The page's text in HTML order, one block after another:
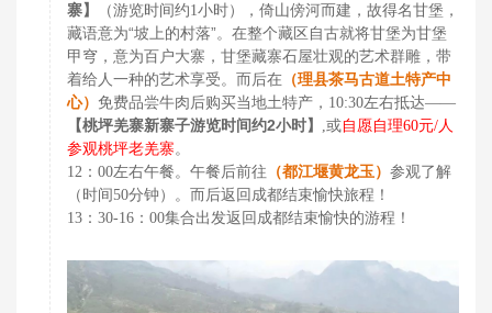
寨】
（游览时间约1小时），倚山傍河而建，故得名甘堡，
藏语意为“坡上的村落”。在整个藏区自古就将甘堡为甘堡
甲穹，意为百户大寨，甘堡藏寨石屋壮观的艺术群雕，带
着给人一种的艺术享受。而后在 （理县茶马古道土特产中
心） 免费品尝牛肉后购买当地土特产， 10:30左右抵达——
【桃坪羌寨新寨子游览时间约2小时】 ,或自愿自理60元/人
参观桃坪老羌寨。
12：00左右午餐。午餐后前往 （都江堰黄龙玉） 参观了解
（时间50分钟）。而后返回成都结束愉快旅程！
13：30-16：00集合出发返回成都结束愉快的游程！